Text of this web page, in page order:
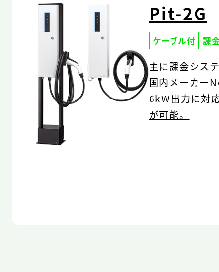
Pit-2G
ケーブル付 課
主に課金シス
国内メーカー
6kW出力に対
が可能。